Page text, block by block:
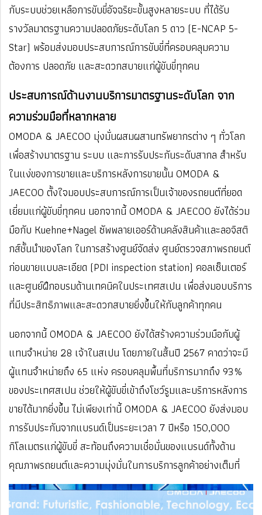
กับระบบช่วยเหลือการขับขี่อัจฉริยะขั้นสูงหลายระบบ ที่ได้รับ
รางวัลมาตรฐานความปลอดภัยระดับโลก 5 ดาว (E-NCAP 5-
Star) พร้อมส่งมอบประสบการณ์การขับขี่ที่ครอบคลุมความ
ต้องการ ปลอดภัย และสะดวกสบายแก่ผู้ขับขี่ทุกคน
ประสบการณ์ด้านงานบริการมาตรฐานระดับโลก จาก
ความร่วมมือที่หลากหลาย
OMODA & JAECOO มุ่งมั่นผสมผสานทรัพยากรต่าง ๆ ทั่วโลก
เพื่อสร้างมาตรฐาน ระบบ และการรับประกันระดับสากล สำหรับ
ในแง่ของการขายและบริการหลังการขายนั้น OMODA &
JAECOO ตั้งใจมอบประสบการณ์การเป็นเจ้าของรถยนต์ที่ยอด
เยี่ยมแก่ผู้ขับขี่ทุกคน นอกจากนี้ OMODA & JAECOO ยังได้ร่วม
มือกับ Kuehne+Nagel ซัพพลายเออร์ด้านคลังสินค้าและลอจิสติ
กส์ชั้นนำของโลก ในการสร้างศูนย์จัดส่ง ศูนย์ตรวจสภาพรถยนต์
ก่อนขายแบบละเอียด (PDI inspection station) คอลเซ็นเตอร์
และศูนย์ฝึกอบรมด้านเทคนิคในประเทศสเปน เพื่อส่งมอบบริการ
ที่มีประสิทธิภาพและสะดวกสบายยิ่งขึ้นให้กับลูกค้าทุกคน
นอกจากนี้ OMODA & JAECOO ยังได้สร้างความร่วมมือกับผู้
แทนจำหน่าย 28 เจ้าในสเปน โดยภายในสิ้นปี 2567 คาดว่าจะมี
ผู้แทนจำหน่ายถึง 65 แห่ง ครอบคลุมพื้นที่บริการมากถึง 93%
ของประเทศสเปน ช่วยให้ผู้ขับขี่เข้าถึงโชว์รูมและบริการหลังการ
ขายได้มากยิ่งขึ้น ไม่เพียงเท่านี้ OMODA & JAECOO ยังส่งมอบ
การรับประกันจากแบรนด์เป็นระยะเวลา 7 ปีหรือ 150,000
กิโลเมตรแก่ผู้ขับขี่ สะท้อนถึงความเชื่อมั่นของแบรนด์ทั้งด้าน
คุณภาพรถยนต์และความมุ่งมั่นในการบริการลูกค้าอย่างเต็มที่